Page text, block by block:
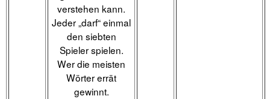
verstehen kann.
Jeder „darf“ einmal
den siebten
Spieler spielen.
Wer die meisten
Wörter errät
gewinnt.